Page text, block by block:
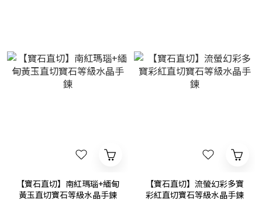
【寶石直切】南紅瑪瑙+緬甸
黃玉直切寶石等級水晶手鍊
【寶石直切】流螢幻彩多寶
彩紅直切寶石等級水晶手鍊